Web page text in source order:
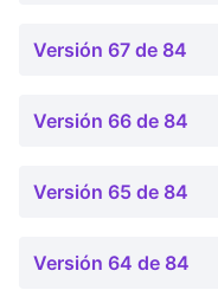
Versión 67 de 84
Versión 66 de 84
Versión 65 de 84
Versión 64 de 84